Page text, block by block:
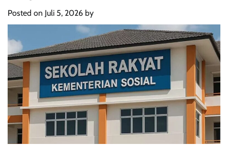
Posted on Juli 5, 2026 by